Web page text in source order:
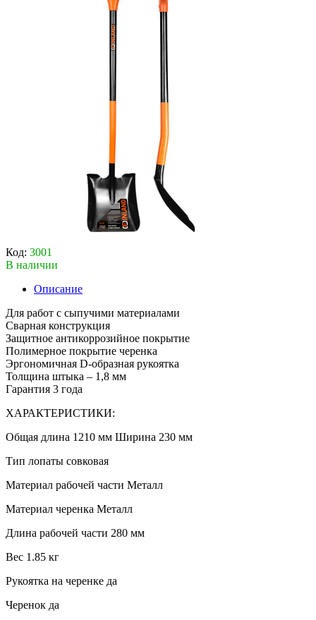
Код: 3001
В наличии
Описание
Для работ с сыпучими материалами
Сварная конструкция
Защитное антикоррозийное покрытие
Полимерное покрытие черенка
Эргономичная D-образная рукоятка
Толщина штыка – 1,8 мм
Гарантия 3 года
ХАРАКТЕРИСТИКИ:
Общая длина 1210 мм Ширина 230 мм
Тип лопаты совковая
Материал рабочей части Металл
Материал черенка Металл
Длина рабочей части 280 мм
Вес 1.85 кг
Рукоятка на черенке да
Черенок да